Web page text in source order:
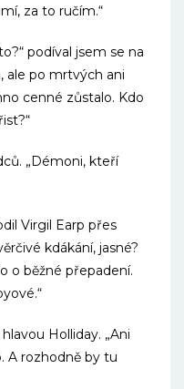
za to ručím.“
podíval jsem se na
ale po mrtvých ani
cenné zůstalo. Kdo
„Démoni, kteří
Virgil Earp přes
kdákání, jasné?
o běžné přepadení.
Holliday. „Ani
A rozhodně by tu